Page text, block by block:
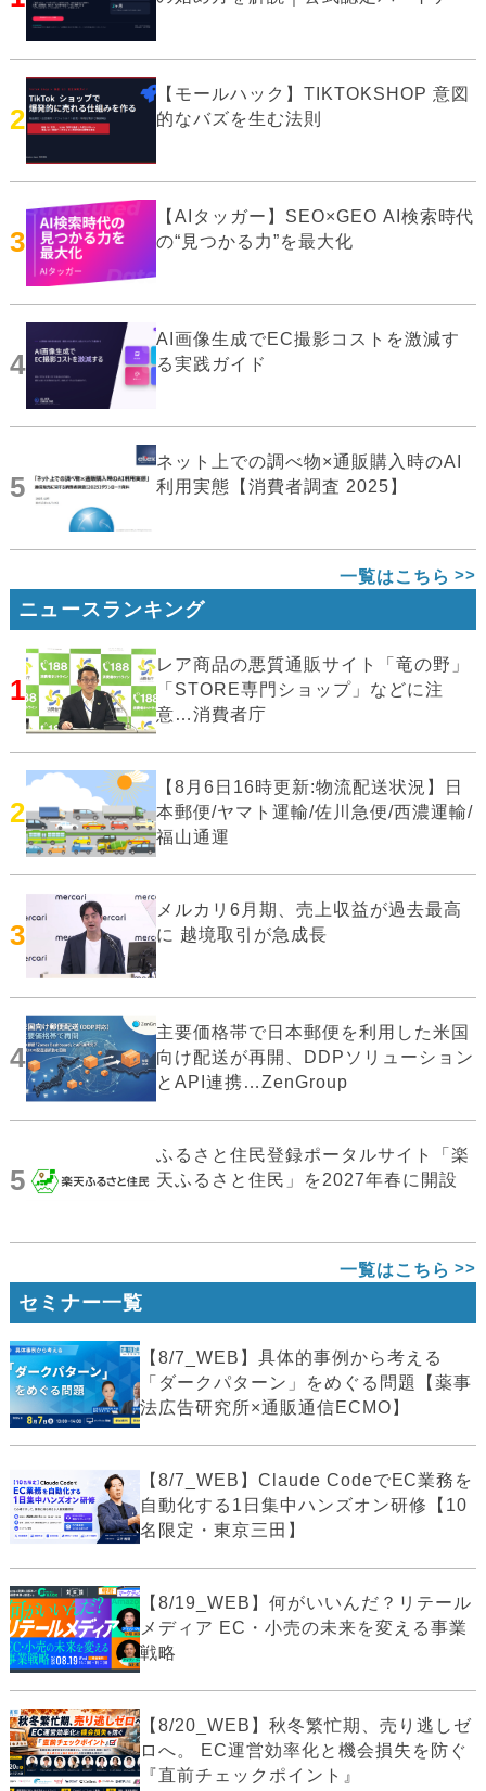
2
【モールハック】TIKTOKSHOP 意図
的なバズを生む法則
3
【AIタッガー】SEO×GEO AI検索時代
の“見つかる力”を最大化
4
AI画像生成でEC撮影コストを激減す
る実践ガイド
5
ネット上での調べ物×通販購入時のAI
利用実態【消費者調査 2025】
一覧はこちら
ニュースランキング
1
レア商品の悪質通販サイト「竜の野」
「STORE専門ショップ」などに注
意…消費者庁
2
【8月6日16時更新:物流配送状況】日
本郵便/ヤマト運輸/佐川急便/西濃運輸/
福山通運
3
メルカリ6月期、売上収益が過去最高
に 越境取引が急成長
4
主要価格帯で日本郵便を利用した米国
向け配送が再開、DDPソリューション
とAPI連携…ZenGroup
5
ふるさと住民登録ポータルサイト「楽
天ふるさと住民」を2027年春に開設
一覧はこちら
セミナー一覧
【8/7_WEB】具体的事例から考える
「ダークパターン」をめぐる問題【薬事
法広告研究所×通販通信ECMO】
【8/7_WEB】Claude CodeでEC業務を
自動化する1日集中ハンズオン研修【10
名限定・東京三田】
【8/19_WEB】何がいいんだ？リテール
メディア EC・小売の未来を変える事業
戦略
【8/20_WEB】秋冬繁忙期、売り逃しゼ
ロへ。 EC運営効率化と機会損失を防ぐ
『直前チェックポイント』